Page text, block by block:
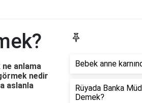
ne anlama
nedir
aslanla
Bebek anne
Rüyada Banka
Demek?